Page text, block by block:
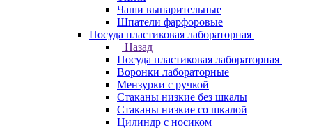
Чаши выпарительные
Шпатели фарфоровые
Посуда пластиковая лабораторная
Назад
Посуда пластиковая лабораторная
Воронки лабораторные
Мензурки с ручкой
Стаканы низкие без шкалы
Стаканы низкие со шкалой
Цилиндр с носиком